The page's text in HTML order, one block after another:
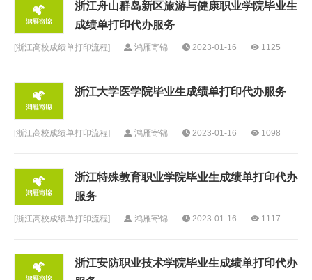
浙江舟山群岛新区旅游与健康职业学院毕业生
成绩单打印代办服务
[浙江高校成绩单打印流程] 鸿雁寄锦 2023-01-16 1125
浙江大学医学院毕业生成绩单打印代办服务
[浙江高校成绩单打印流程] 鸿雁寄锦 2023-01-16 1098
浙江特殊教育职业学院毕业生成绩单打印代办
服务
[浙江高校成绩单打印流程] 鸿雁寄锦 2023-01-16 1117
浙江安防职业技术学院毕业生成绩单打印代办